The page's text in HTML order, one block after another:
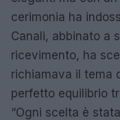
cerimonia ha
Canali, abbinato a
ricevimento, ha
richiamava il tema
perfetto equilibrio
“Ogni scelta è